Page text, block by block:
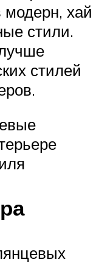
модерн, хай
стили.
стилей